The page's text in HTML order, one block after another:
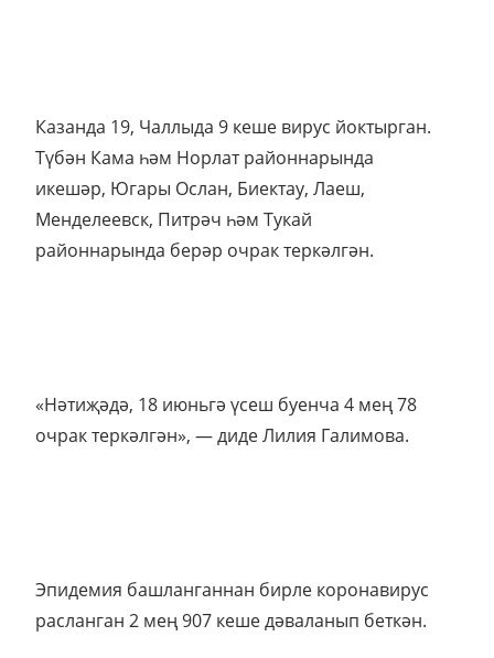
Казанда 19, Чаллыда 9 кеше вирус йоктырган.
Түбән Кама һәм Норлат районнарында
икешәр, Югары Ослан, Биектау, Лаеш,
Менделеевск, Питрәч һәм Тукай
районнарында берәр очрак теркәлгән.
«Нәтиҗәдә, 18 июньгә үсеш буенча 4 мең 78
очрак теркәлгән», — диде Лилия Галимова.
Эпидемия башланганнан бирле коронавирус
расланган 2 мең 907 кеше дәваланып беткән.